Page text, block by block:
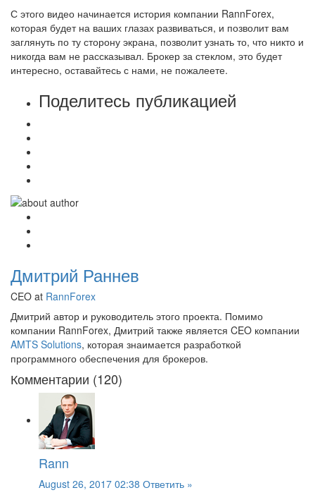
С этого видео начинается история компании RannForex,
которая будет на ваших глазах развиваться, и позволит вам
заглянуть по ту сторону экрана, позволит узнать то, что никто и
никогда вам не рассказывал. Брокер за стеклом, это будет
интересно, оставайтесь с нами, не пожалеете.
Поделитесь публикацией
Дмитрий Раннев
CEO at RannForex
Дмитрий автор и руководитель этого проекта. Помимо
компании RannForex, Дмитрий также является CEO компании
AMTS Solutions, которая знаимается разработкой
программного обеспечения для брокеров.
Комментарии (120)
Rann
August 26, 2017 02:38 Ответить »